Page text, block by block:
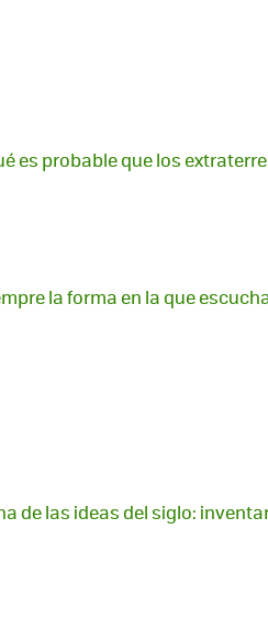
es probable que los
la forma en la que
de las ideas del siglo: